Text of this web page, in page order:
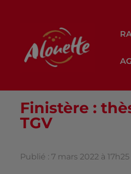
Finistère :
TGV
Publié : 7 mars 2022 à